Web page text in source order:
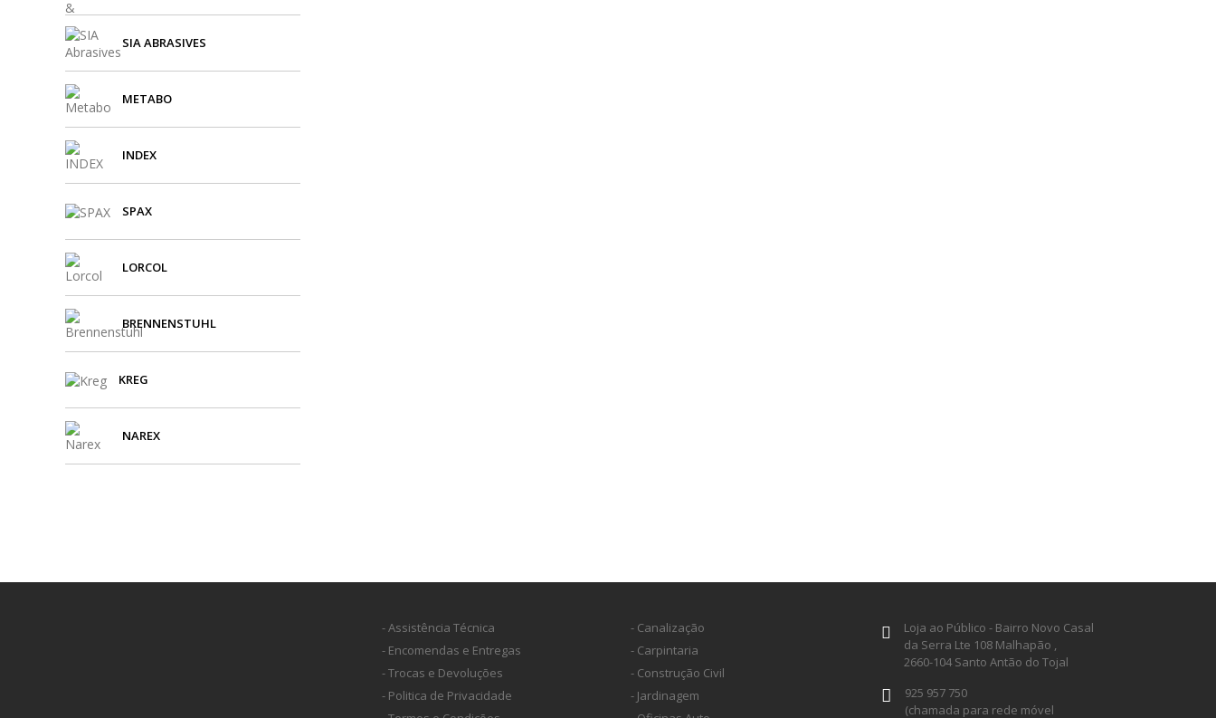
SIA ABRASIVES
METABO
INDEX
SPAX
LORCOL
BRENNENSTUHL
KREG
NAREX
- Assistência Técnica
- Encomendas e Entregas
- Trocas e Devoluções
- Politica de Privacidade
- Canalização
- Carpintaria
- Construção Civil
- Jardinagem
Loja ao Público - Bairro Novo Casal
da Serra Lte 108 Malhapão ,
2660-104 Santo Antão do Tojal
925 957 750
(chamada para rede móvel